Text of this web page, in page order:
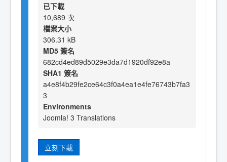
已下載
10,689 次
檔案大小
306.31 kB
MD5 簽名
682cd4ed89d5029e3da7d1920df92e8a
SHA1 簽名
a4e8f4b29fe2ce64c3f0a4ea1e4fe76743b7fa3
3
Environments
Joomla! 3 Translations
立刻下載